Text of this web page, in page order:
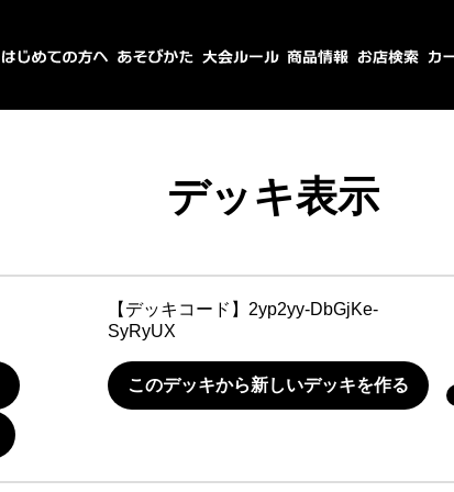
デッキ表示
【デッキコード】 2yp2yy-DbGjKe-
SyRyUX
このデッキから新しいデッキを作る